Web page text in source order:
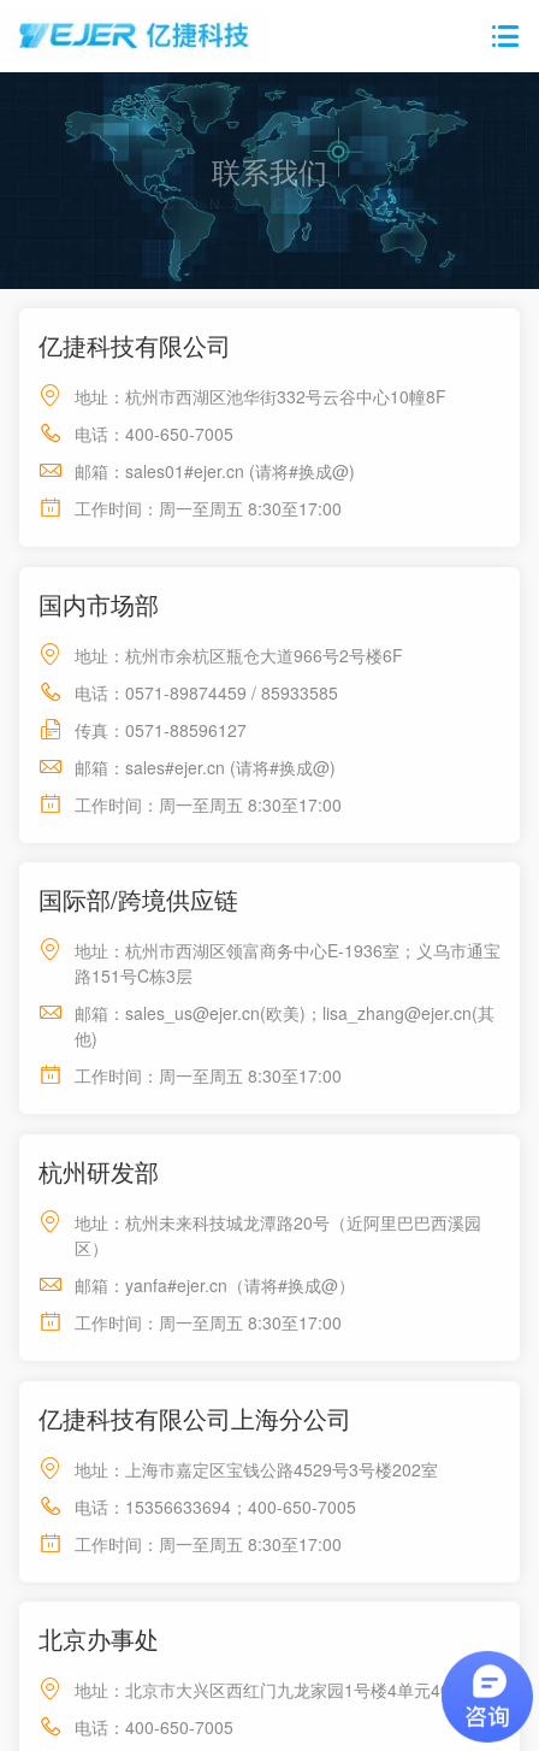
联系我们
CONTACT US
亿捷科技有限公司
地址：杭州市西湖区池华街332号云谷中心10幢8F
电话：400-650-7005
邮箱：sales01#ejer.cn (请将#换成@)
工作时间：周一至周五 8:30至17:00
国内市场部
地址：杭州市余杭区瓶仓大道966号2号楼6F
电话：0571-89874459 / 85933585
传真：0571-88596127
邮箱：sales#ejer.cn (请将#换成@)
工作时间：周一至周五 8:30至17:00
国际部/跨境供应链
地址：杭州市西湖区领富商务中心E-1936室；义乌市通宝
路151号C栋3层
邮箱：sales_us@ejer.cn(欧美)；lisa_zhang@ejer.cn(其
他)
工作时间：周一至周五 8:30至17:00
杭州研发部
地址：杭州未来科技城龙潭路20号（近阿里巴巴西溪园
区）
邮箱：yanfa#ejer.cn（请将#换成@）
工作时间：周一至周五 8:30至17:00
亿捷科技有限公司上海分公司
地址：上海市嘉定区宝钱公路4529号3号楼202室
电话：15356633694；400-650-7005
工作时间：周一至周五 8:30至17:00
北京办事处
地址：北京市大兴区西红门九龙家园1号楼4单元401室
电话：400-650-7005